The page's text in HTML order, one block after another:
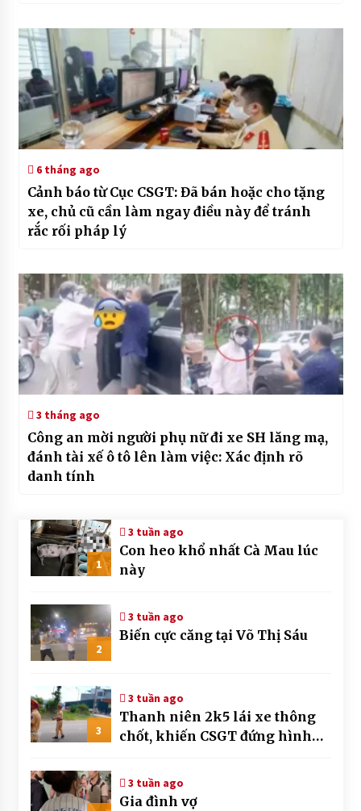
6 tháng ago
Cảnh báo từ Cục CSGT: Đã bán hoặc cho tặng
xe, chủ cũ cần làm ngay điều này để tránh
rắc rối pháp lý
3 tháng ago
Công an mời người phụ nữ đi xe SH lăng mạ,
đánh tài xế ô tô lên làm việc: Xác định rõ
danh tính
1
3 tuần ago
Con heo khổ nhất Cà Mau lúc
này
2
3 tuần ago
Biến cực căng tại Võ Thị Sáu
3
3 tuần ago
Thanh niên 2k5 lái xe thông
chốt, khiến CSGT đứng hình
3 tuần ago
Gia đình vợ